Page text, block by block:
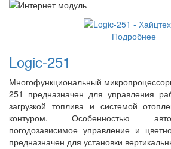
Подробнее
Logic-251
Многофункциональный
251 предназначен для управления
загрузкой топлива и системой
контуром. Особенностью
погодозависимое управление и
предназначен для установки